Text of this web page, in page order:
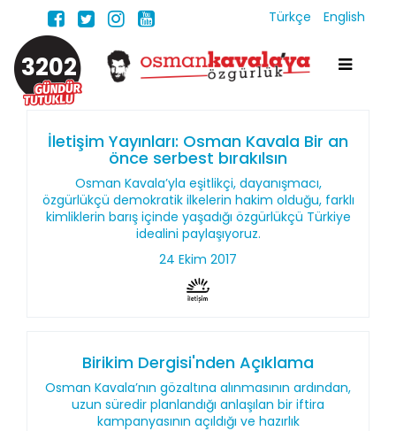
Türkçe English
3202
İletişim Yayınları: Osman Kavala Bir an
önce serbest bırakılsın
Osman Kavala’yla eşitlikçi, dayanışmacı,
özgürlükçü demokratik ilkelerin hakim olduğu, farklı
kimliklerin barış içinde yaşadığı özgürlükçü Türkiye
idealini paylaşıyoruz.
24 Ekim 2017
Birikim Dergisi'nden Açıklama
Osman Kavala’nın gözaltına alınmasının ardından,
uzun süredir planlandığı anlaşılan bir iftira
kampanyasının açıldığı ve hazırlık